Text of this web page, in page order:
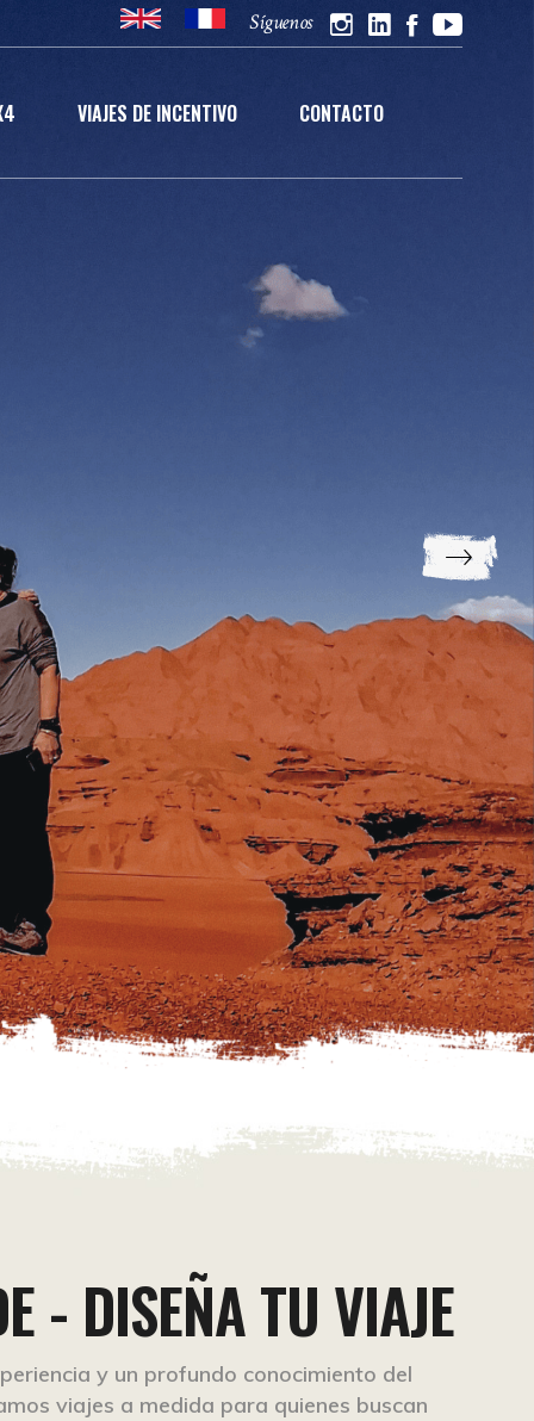
Síguenos
VIAJES DE INCENTIVO CONTACTO
- DISEÑA TU VIAJE
y un profundo conocimiento del
viajes a medida para quienes buscan